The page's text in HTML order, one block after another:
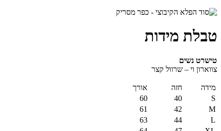
טבלת מידות
טישרט נשים
צווארון וי – שרוול קצר
מידה חזה
אורך
S
40
60
M
42
61
L
44
63